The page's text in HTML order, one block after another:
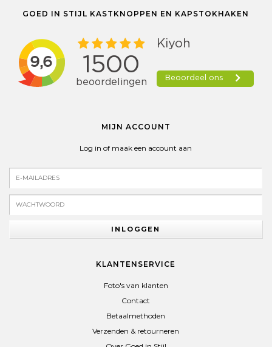
GOED IN STIJL KASTKNOPPEN EN KAPSTOKHAKEN
MIJN ACCOUNT
Log in of maak een account aan
INLOGGEN
KLANTENSERVICE
Foto's van klanten
Contact
Betaalmethoden
Verzenden & retourneren